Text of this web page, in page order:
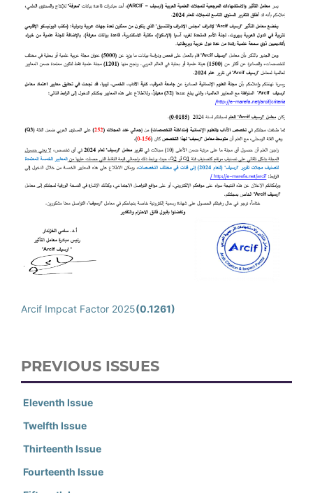
Arcif Impcat Factor 2025(0.1261)
PREVIOUS ISSUES
Eleventh Issue
Twelfth Issue
Thirteenth Issue
Fourteenth Issue